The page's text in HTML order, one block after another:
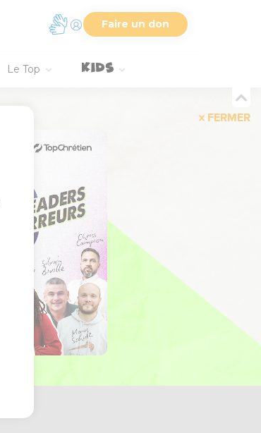
Faire un don
Le Top
FERMER